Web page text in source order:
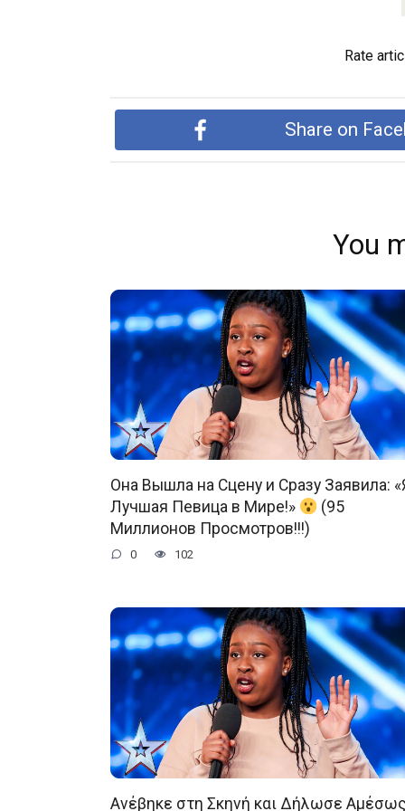
Rate
Share on
You
Она Вышла на Сцену и Сразу Заявила:
Лучшая Певица в Мире!»
(95
Миллионов Просмотров!!!)
0 102
Ανέβηκε στη Σκηνή και Δήλωσε